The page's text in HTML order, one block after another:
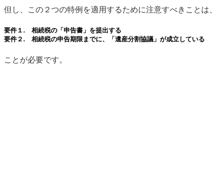
但し、この２つの特例を適用するために注意すべきことは、
要件１. 相続税の「申告書」を提出する
要件２. 相続税の申告期限までに、「遺産分割協議」が成立している
ことが必要です。